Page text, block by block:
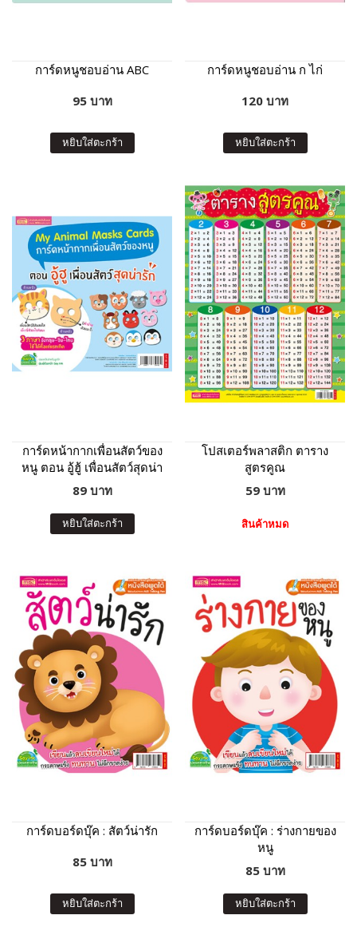
การ์ดหนูชอบอ่าน ABC
95 บาท
หยิบใส่ตะกร้า
การ์ดหนูชอบอ่าน ก ไก่
120 บาท
หยิบใส่ตะกร้า
การ์ดหน้ากากเพื่อนสัตว์ของ
หนู ตอน อู้ฮู้ เพื่อนสัตว์สุดน่า
รัก
89 บาท
หยิบใส่ตะกร้า
โปสเตอร์พลาสติก ตาราง
สูตรคูณ
59 บาท
สินค้าหมด
การ์ดบอร์ดบุ๊ค : สัตว์น่ารัก
85 บาท
หยิบใส่ตะกร้า
การ์ดบอร์ดบุ๊ค : ร่างกายของ
หนู
85 บาท
หยิบใส่ตะกร้า